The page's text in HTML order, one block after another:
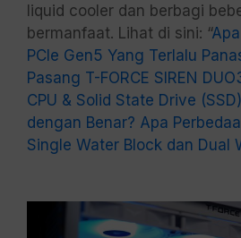
liquid cooler dan berbagi
bermanfaat. Lihat di sini: “
PCIe Gen5 Yang Terlalu
Pasang T-FORCE SIREN
CPU & Solid State Drive
dengan Benar? Apa
Single Water Block dan Dual